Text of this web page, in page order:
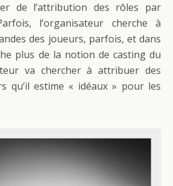
de l’attribution des rôles par
l’organisateur cherche à
des joueurs, parfois, et dans
plus de la notion de casting du
va chercher à attribuer des
qu’il estime « idéaux » pour les